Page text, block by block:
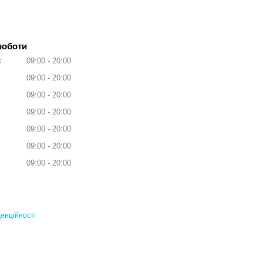
09:00
20:00
09:00
20:00
09:00
20:00
09:00
20:00
09:00
20:00
09:00
20:00
09:00 20:00